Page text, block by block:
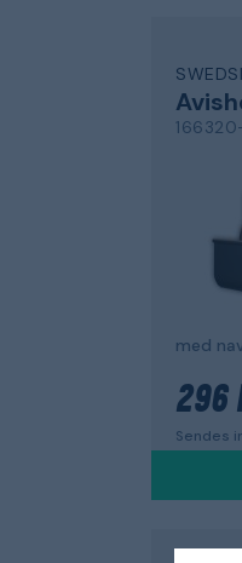
med
296
Sendes